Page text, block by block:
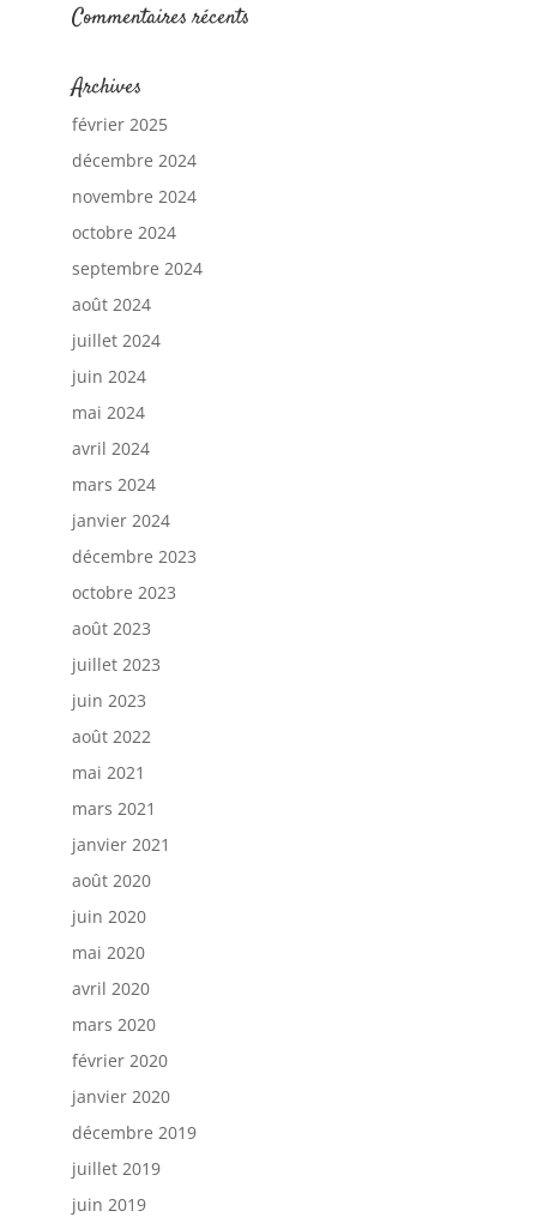
Commentaires récents
Archives
février 2025
décembre 2024
novembre 2024
octobre 2024
septembre 2024
août 2024
juillet 2024
juin 2024
mai 2024
avril 2024
mars 2024
janvier 2024
décembre 2023
octobre 2023
août 2023
juillet 2023
juin 2023
août 2022
mai 2021
mars 2021
janvier 2021
août 2020
juin 2020
mai 2020
avril 2020
mars 2020
février 2020
janvier 2020
décembre 2019
juillet 2019
juin 2019